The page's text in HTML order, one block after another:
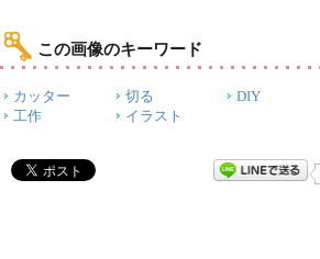
この画像のキーワード
カッター 切る DIY
工作
イラスト